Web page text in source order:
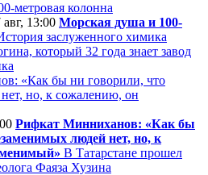
авг, 13:00 Морская душа и 100-
заслуженного химика
который 32 года знает завод
Рифкат Минниханов: «Как бы
людей нет, но, к
В Татарстане прошел
Фаяза Хузина